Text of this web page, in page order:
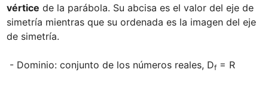
vértice de la parábola. Su abcisa es el valor del eje de
simetría mientras que su ordenada es la imagen del eje
de simetría.
- Dominio: conjunto de los números reales, Df = R